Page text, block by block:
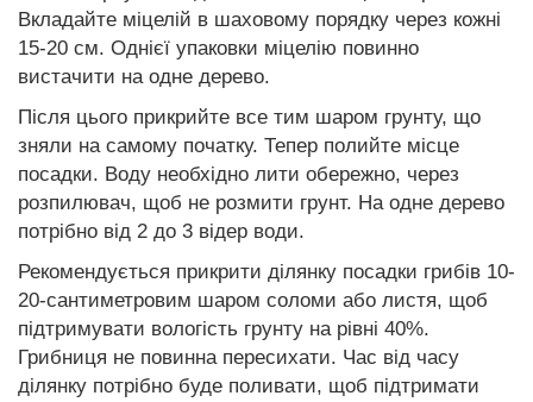
Вкладайте міцелій в шаховому порядку через кожні
15-20 см. Однієї упаковки міцелію повинно
вистачити на одне дерево.
Після цього прикрийте все тим шаром грунту, що
зняли на самому початку. Тепер полийте місце
посадки. Воду необхідно лити обережно, через
розпилювач, щоб не розмити грунт. На одне дерево
потрібно від 2 до 3 відер води.
Рекомендується прикрити ділянку посадки грибів 10-
20-сантиметровим шаром соломи або листя, щоб
підтримувати вологість грунту на рівні 40%.
Грибниця не повинна пересихати. Час від часу
ділянку потрібно буде поливати, щоб підтримати